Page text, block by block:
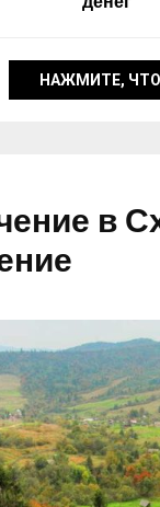
НАЖМИТЕ,
в